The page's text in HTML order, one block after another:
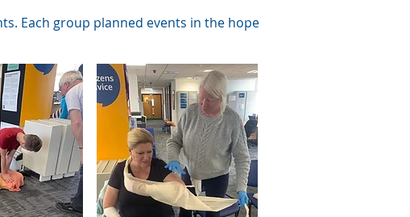
Each group planned events in the hope